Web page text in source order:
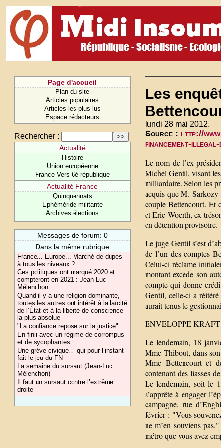
Page d'accueil
Plan du site
Articles populaires
Articles les plus lus
Espace rédacteurs
Rechercher :
Actualité
Histoire
Union européenne
France Vers 6è république
Actualité France
Quinquennats
Ephéméride militante
Archives élections
Messages de forum: 0
Dans la même rubrique
France... Europe... Marché de dupes
à tous les niveaux ?
Ces politiques ont marqué 2020 et
compteront en 2021 : Jean-Luc
Mélenchon
Quand il y a une religion dominante,
toutes les autres ont intérêt à la laïcité
de l’État et à la liberté de conscience
la plus absolue
"La confiance repose sur la justice"
En finir avec un régime de corrompus
et de sycophantes
Une grève civique… qui pour l’instant
fait le jeu du FN
La semaine du sursaut (Jean-Luc
Mélenchon)
Il faut un sursaut contre l’extrême
droite
Les
lundi 28 mai 2012.
Source : http://
financement-
Le nom de l’ex-
Michel Gentil, visant
milliardaire. Selon les
acquis que M. Sarkozy
couple Bettencourt. Et
et Eric Woerth, ex-
en détention provisoire.
Le juge Gentil s’est
de l’un des comptes
Celui-ci réclame
montant excède son
compte qui donne
Gentil, celle-ci a
aurait tenus le
ENVELOPPE KRAFT
Le lendemain, 18
Mme Thibout, dans
Mme Bettencourt et
contenant des liasses
Le lendemain, soit le
s’apprête à engager
campagne, rue
février : "Vous
ne m’en souviens
métro que vous avez